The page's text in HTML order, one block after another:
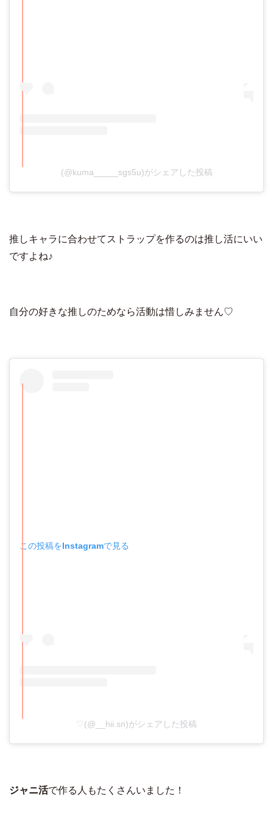
(@kuma_____sgs5u)がシェアした投稿
推しキャラに合わせてストラップを作るのは推し活にいい
ですよね♪
自分の好きな推しのためなら活動は惜しみません♡
この投稿をInstagramで見る
♡(@__hii.sn)がシェアした投稿
ジャニ活で作る人もたくさんいました！